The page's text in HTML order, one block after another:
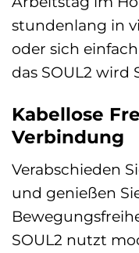
stundenlang in
oder sich
das SOUL2 wird
Kabellose
Verbindung
Verabschieden
und genießen
SOUL2 nutzt